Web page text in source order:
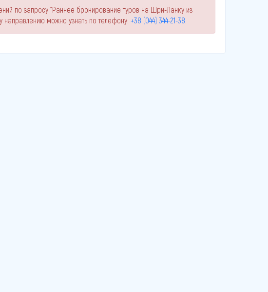
по запросу "Раннее бронирование туров на Шри-Ланку из
можно узнать по телефону: +38 (044) 344-21-38